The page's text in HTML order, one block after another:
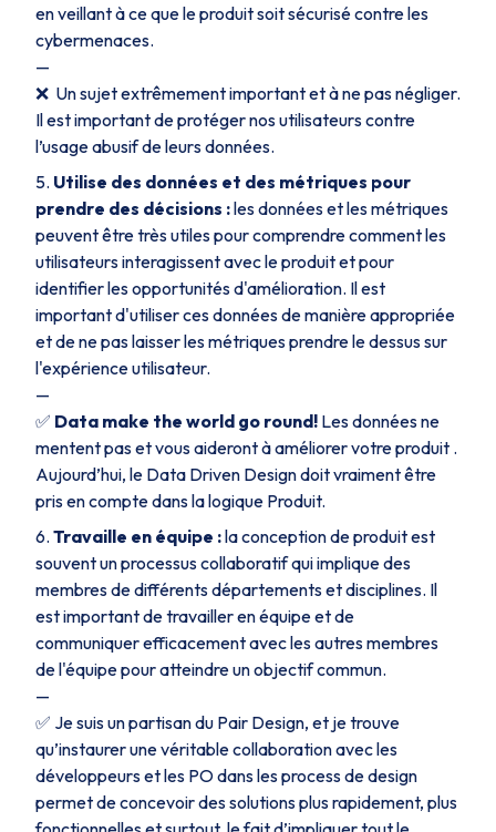
en veillant à ce que le produit soit sécurisé contre les
cybermenaces.
—
❌ Un sujet extrêmement important et à ne pas négliger.
Il est important de protéger nos utilisateurs contre
l’usage abusif de leurs données.
Utilise des données et des métriques pour
prendre des décisions :les données et les métriques
peuvent être très utiles pour comprendre comment les
utilisateurs interagissent avec le produit et pour
identifier les opportunités d'amélioration. Il est
important d'utiliser ces données de manière appropriée
et de ne pas laisser les métriques prendre le dessus sur
l'expérience utilisateur.
—
✅ Data make the world go round! Les données ne
mentent pas et vous aideront à améliorer votre produit .
Aujourd’hui, le Data Driven Design doit vraiment être
pris en compte dans la logique Produit.
Travaille en équipe :la conception de produit est
souvent un processus collaboratif qui implique des
membres de différents départements et disciplines. Il
est important de travailler en équipe et de
communiquer efficacement avec les autres membres
de l'équipe pour atteindre un objectif commun.
—
✅ Je suis un partisan du Pair Design, et je trouve
qu’instaurer une véritable collaboration avec les
développeurs et les PO dans les process de design
permet de concevoir des solutions plus rapidement, plus